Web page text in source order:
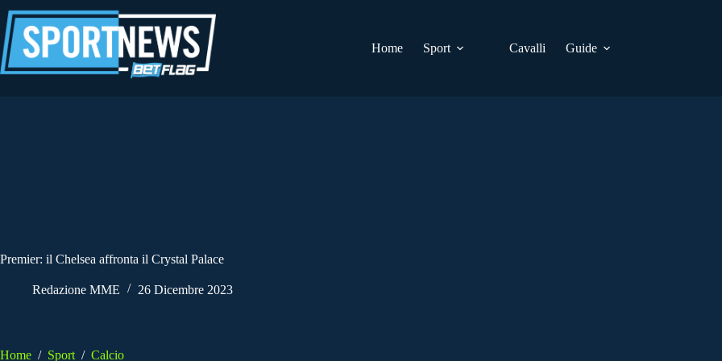
al
contenuto
Home
Sport Cavalli Guide
Premier: il Chelsea affronta il Crystal Palace
Redazione MME 26 Dicembre 2023
Home / Sport / Calcio